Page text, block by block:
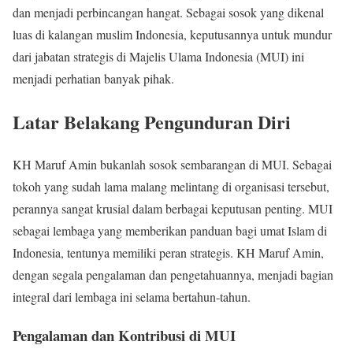
dan menjadi perbincangan hangat. Sebagai sosok yang dikenal
luas di kalangan muslim Indonesia, keputusannya untuk mundur
dari jabatan strategis di Majelis Ulama Indonesia (MUI) ini
menjadi perhatian banyak pihak.
Latar Belakang Pengunduran Diri
KH Maruf Amin bukanlah sosok sembarangan di MUI. Sebagai
tokoh yang sudah lama malang melintang di organisasi tersebut,
perannya sangat krusial dalam berbagai keputusan penting. MUI
sebagai lembaga yang memberikan panduan bagi umat Islam di
Indonesia, tentunya memiliki peran strategis. KH Maruf Amin,
dengan segala pengalaman dan pengetahuannya, menjadi bagian
integral dari lembaga ini selama bertahun-tahun.
Pengalaman dan Kontribusi di MUI